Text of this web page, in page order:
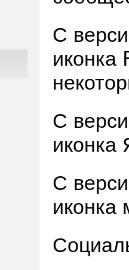
С
иконка
С
иконка
С
иконка